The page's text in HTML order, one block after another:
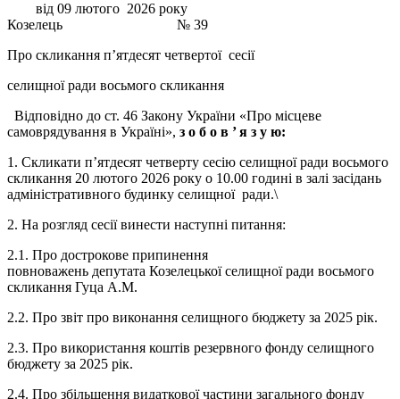
від 09 лютого 2026 року
Козелець № 39
Про скликання п’ятдесят четвертої сесії
селищної ради восьмого скликання
Відповідно до ст. 46 Закону України «Про місцеве
самоврядування в Україні», з о б о в ’я з у ю:
1. Скликати п’ятдесят четверту сесію селищної ради восьмого
скликання 20 лютого 2026 року о 10.00 годині в залі засідань
адміністративного будинку селищної ради.\
2. На розгляд сесії винести наступні питання:
2.1. Про дострокове припинення
повноважень депутата Козелецької селищної ради восьмого
скликання Гуца А.М.
2.2. Про звіт про виконання селищного бюджету за 2025 рік.
2.3. Про використання коштів резервного фонду селищного
бюджету за 2025 рік.
2.4. Про збільшення видаткової частини загального фонду